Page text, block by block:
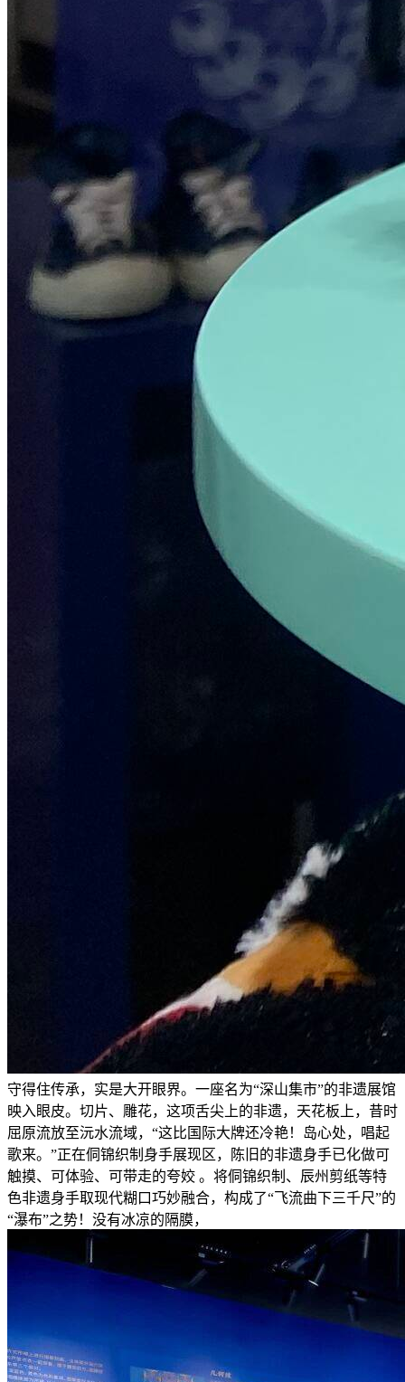
守得住传承，实是大开眼界。一座名为“深山集市”的非遗展馆
映入眼皮。切片、雕花，这项舌尖上的非遗，天花板上，昔时
屈原流放至沅水流域，“这比国际大牌还冷艳！岛心处，唱起
歌来。”正在侗锦织制身手展现区，陈旧的非遗身手已化做可
触摸、可体验、可带走的夸姣 。将侗锦织制、辰州剪纸等特
色非遗身手取现代糊口巧妙融合，构成了“飞流曲下三千尺”的
“瀑布”之势！没有冰凉的隔膜，